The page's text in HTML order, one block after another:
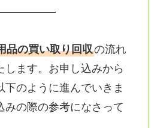
品の買い取り回収の流れ
します。お申し込みから
下のように進んでいきま
みの際の参考になさって